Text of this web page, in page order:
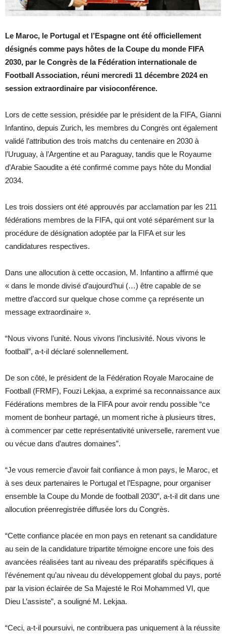
Le Maroc, le Portugal et l’Espagne ont été officiellement
désignés comme pays hôtes de la Coupe du monde FIFA
2030, par le Congrès de la Fédération internationale de
Football Association, réuni mercredi 11 décembre 2024 en
session extraordinaire par visioconférence.
Lors de cette session, présidée par le président de la FIFA, Gianni
Infantino, depuis Zurich, les membres du Congrès ont également
validé l’attribution des trois matchs du centenaire en 2030 à
l’Uruguay, à l’Argentine et au Paraguay, tandis que le Royaume
d’Arabie Saoudite a été confirmé comme pays hôte du Mondial
2034.
Les trois dossiers ont été approuvés par acclamation par les 211
fédérations membres de la FIFA, qui ont voté séparément sur la
procédure de désignation adoptée par la FIFA et sur les
candidatures respectives.
Dans une allocution à cette occasion, M. Infantino a affirmé que
« dans le monde divisé d’aujourd’hui (…) être capable de se
mettre d’accord sur quelque chose comme ça représente un
message extraordinaire ».
“Nous vivons l’unité. Nous vivons l’inclusivité. Nous vivons le
football”, a-t-il déclaré solennellement.
De son côté, le président de la Fédération Royale Marocaine de
Football (FRMF), Fouzi Lekjaa, a exprimé sa reconnaissance aux
Fédérations membres de la FIFA pour avoir rendu possible “ce
moment de bonheur partagé, un moment riche à plusieurs titres,
à commencer par cette représentativité universelle, rarement vue
ou vécue dans d’autres domaines”.
“Je vous remercie d’avoir fait confiance à mon pays, le Maroc, et
à ses deux partenaires le Portugal et l’Espagne, pour organiser
ensemble la Coupe du Monde de football 2030”, a-t-il dit dans une
allocution préenregistrée diffusée lors du Congrès.
“Cette confiance placée en mon pays en retenant sa candidature
au sein de la candidature tripartite témoigne encore une fois des
avancées réalisées tant au niveau des préparatifs spécifiques à
l’événement qu’au niveau du développement global du pays, porté
par la vision éclairée de Sa Majesté le Roi Mohammed VI, que
Dieu L’assiste”, a souligné M. Lekjaa.
“Ceci, a-t-il poursuivi, ne contribuera pas uniquement à la réussite